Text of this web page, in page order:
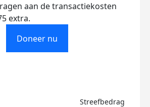
aan de transactiekosten
extra.
Doneer nu
Streefbedrag